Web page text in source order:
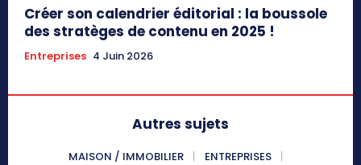
Créer son calendrier éditorial : la boussole
des stratèges de contenu en 2025 !
Entreprises 4 Juin 2026
Autres sujets
MAISON / IMMOBILIER
ENTREPRISES